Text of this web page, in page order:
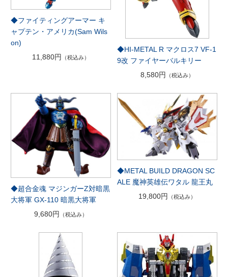
◆ファイティングアーマー キ
ャプテン・アメリカ(Sam Wils
on)
11,880円
（税込み）
◆HI-METAL R マクロス7 VF-1
9改 ファイヤーバルキリー
8,580円
（税込み）
◆超合金魂 マジンガーZ対暗黒
大将軍 GX-110 暗黒大将軍
9,680円
（税込み）
◆METAL BUILD DRAGON SC
ALE 魔神英雄伝ワタル 龍王丸
19,800円
（税込み）